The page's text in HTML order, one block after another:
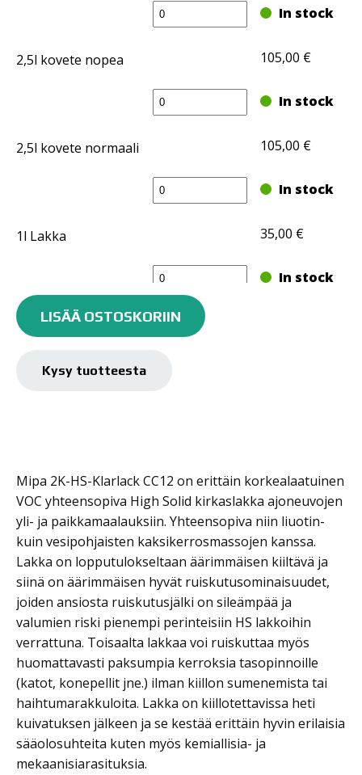
Mipa
cc12
In stock
2,5l kovete nopea
Mipa
cc12
105,00 €
In stock
2,5l kovete normaali
Mipa
cc12
105,00 €
In stock
1l Lakka
Mipa
cc12
kirkaslakka
määrä
35,00 €
In stock
0,5l kovete nopea
kirkaslakka
määrä
Mipa
cc12
kirkaslakka
LISÄÄ OSTOSKORIIN
Kysy tuotteesta
Mipa 2K-HS-Klarlack CC12 on erittäin korkealaatuinen
VOC yhteensopiva High Solid kirkaslakka ajoneuvojen
yli- ja paikkamaalauksiin. Yhteensopiva niin liuotin-
kuin vesipohjaisten kaksikerrosmassojen kanssa.
Lakka on lopputulokseltaan äärimmäisen kiiltävä ja
siinä on äärimmäisen hyvät ruiskutusominaisuudet,
joiden ansiosta ruiskutusjälki on sileämpää ja
valumien riski pienempi perinteisiin HS lakkoihin
verrattuna. Toisaalta lakkaa voi ruiskuttaa myös
huomattavasti paksumpia kerroksia tasopinnoille
(katot, konepellit jne.) ilman kiillon sumenemista tai
haihtumarakkuloita. Lakka on kiillotettavissa heti
kuivatuksen jälkeen ja se kestää erittäin hyvin erilaisia
sääolosuhteita kuten myös kemiallisia- ja
mekaanisiarasituksia.